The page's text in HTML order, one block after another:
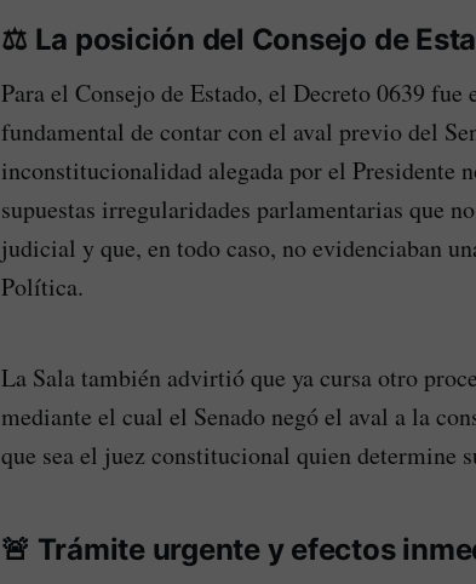
⚖️ La posición del Consejo de
Para el Consejo de Estado, el Decreto 0639
fundamental de contar con el aval previo del
inconstitucionalidad alegada por el Presidente
supuestas irregularidades parlamentarias que
judicial y que, en todo caso, no evidenciaban
Política.
La Sala también advirtió que ya cursa otro
mediante el cual el Senado negó el aval a la
que sea el juez constitucional quien determine
🚨 Trámite urgente y efectos